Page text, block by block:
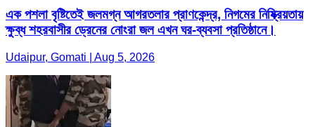
এক পশলা বৃষ্টিতেই জলমগ্ন আগরতলার প্রাণকেন্দ্র, নিগমের নিষ্ক্রিয়তায়
ক্ষুব্ধ শহরবাসীর ড্রেনের নোংরা জল এখন ঘর-ব্যবসা প্রতিষ্ঠানে।
Udaipur, Gomati | Aug 5, 2026